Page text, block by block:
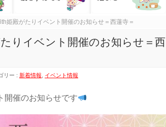
姫殿がたりイベント開催のお知らせ＝西蓮寺＝
りイベント開催のお知らせ＝西
リー : 新着情報 イベント情報
開催のお知らせです